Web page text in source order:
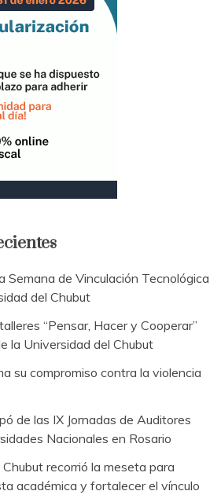
Semana de Vinculación Tecnológica
del Chubut
“Pensar, Hacer y Cooperar”
la Universidad del Chubut
su compromiso contra la violencia
de las IX Jornadas de Auditores
Nacionales en Rosario
recorrió la meseta para
académica y fortalecer el vínculo